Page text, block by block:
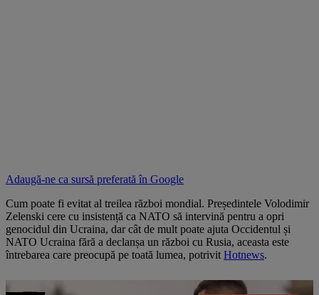
Adaugă-ne ca sursă preferată în Google
Cum poate fi evitat al treilea război mondial. Președintele Volodimir
Zelenski cere cu insistență ca NATO să intervină pentru a opri
genocidul din Ucraina, dar cât de mult poate ajuta Occidentul și
NATO Ucraina fără a declanșa un război cu Rusia, aceasta este
întrebarea care preocupă pe toată lumea, potrivit Hotnews.